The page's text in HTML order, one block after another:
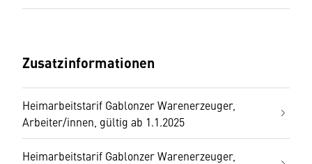
Zusatzinformationen
Heimarbeitstarif Gablonzer Warenerzeuger,
Arbeiter/innen, gültig ab 1.1.2025
Heimarbeitstarif Gablonzer Warenerzeuger,